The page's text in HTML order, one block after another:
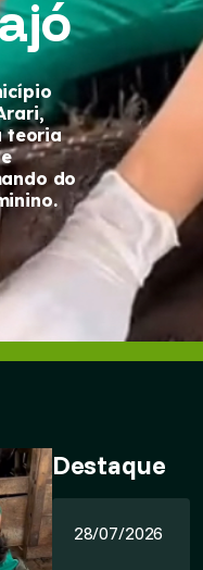
teoria
do
Destaque
28/07/2026